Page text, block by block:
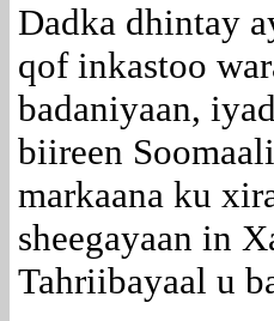
Dadka dhintay
qof inkastoo
badaniyaan,
biireen
markaana ku
sheegayaan in
Tahriibayaal u